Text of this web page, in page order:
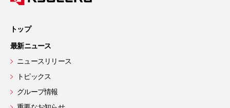
トップ
最新ニュース
ニュースリリース
トピックス
グループ情報